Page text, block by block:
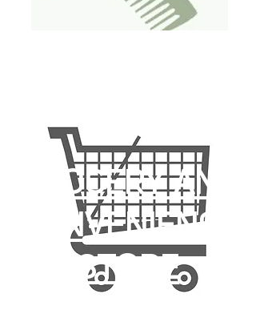
GROCERY AND
CONVENIENCE
STORE